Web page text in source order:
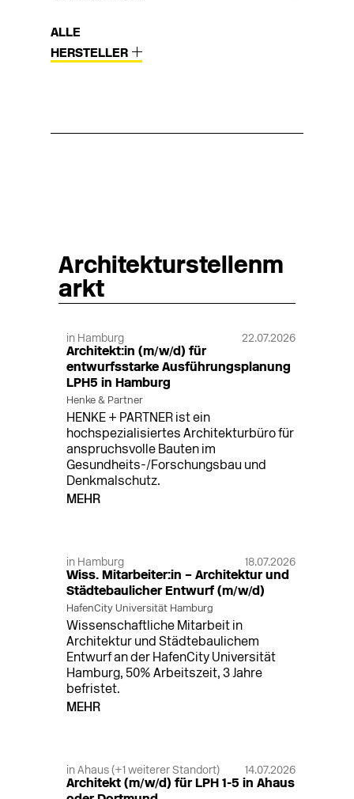
ALLE
HERSTELLER
Architekturstellenm
arkt
in Hamburg 22.07.2026
Architekt:in (m/w/d) für
entwurfsstarke Ausführungsplanung
LPH5 in Hamburg
Henke & Partner
HENKE + PARTNER ist ein
hochspezialisiertes Architekturbüro für
anspruchsvolle Bauten im
Gesundheits-/Forschungsbau und
Denkmalschutz.
MEHR
in Hamburg 18.07.2026
Wiss. Mitarbeiter:in – Architektur und
Städtebaulicher Entwurf (m/w/d)
HafenCity Universität Hamburg
Wissenschaftliche Mitarbeit in
Architektur und Städtebaulichem
Entwurf an der HafenCity Universität
Hamburg, 50% Arbeitszeit, 3 Jahre
befristet.
MEHR
in Ahaus (+1 weiterer Standort) 14.07.2026
Architekt (m/w/d) für LPH 1-5 in Ahaus